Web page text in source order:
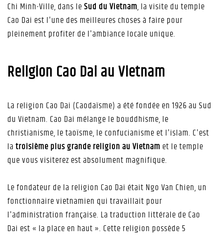
Chi Minh-Ville, dans leSud du Vietnam, la visite du temple
Cao Dai est l'une des meilleures choses à faire pour
pleinement profiter de l'ambiance locale unique.
Religion Cao Dai au Vietnam
La religion Cao Dai (Caodaïsme) a été fondée en 1926 au Sud
du Vietnam. Cao Dai mélange le bouddhisme, le
christianisme, le taoïsme, le confucianisme et l'islam. C'est
latroisième plus grande religion au Vietnam et le temple
que vous visiterez est absolument magnifique.
Le fondateur de la religion Cao Dai était Ngo Van Chien, un
fonctionnaire vietnamien qui travaillait pour
l'administration française. La traduction littérale de Cao
Dai est « la place en haut ». Cette religion possède 5